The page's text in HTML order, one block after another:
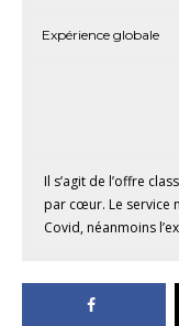
Expérience globale
Il s’agit de l’offre
par cœur. Le service
Covid, néanmoins